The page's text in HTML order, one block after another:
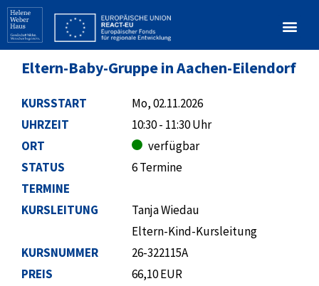
Eltern-Baby-Gruppe in Aachen-Eilendorf
KURSSTART
UHRZEIT
ORT
STATUS
TERMINE
Mo, 02.11.2026
10:30 - 11:30 Uhr
verfügbar
6 Termine
KURSLEITUNG
KURSNUMMER
PREIS
Tanja Wiedau
Eltern-Kind-Kursleitung
26-322115A
66,10 EUR